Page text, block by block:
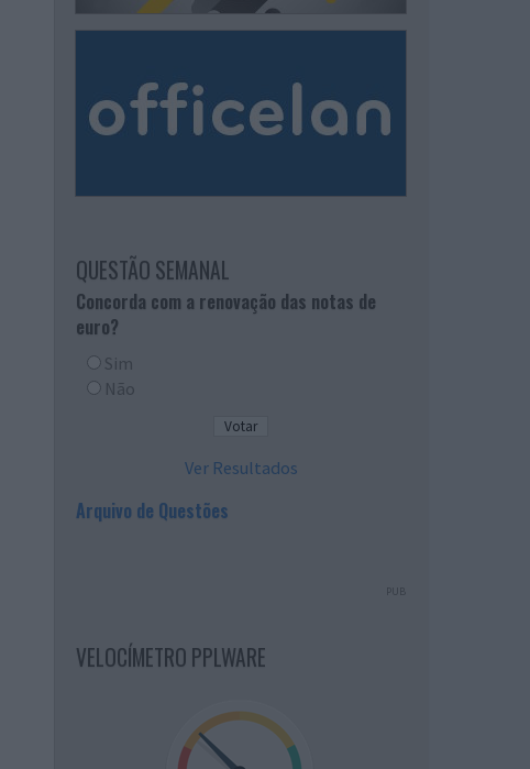
QUESTÃO SEMANAL
Concorda com a renovação das notas de
euro?
Sim
Não
Ver Resultados
Arquivo de Questões
PUB
VELOCÍMETRO PPLWARE